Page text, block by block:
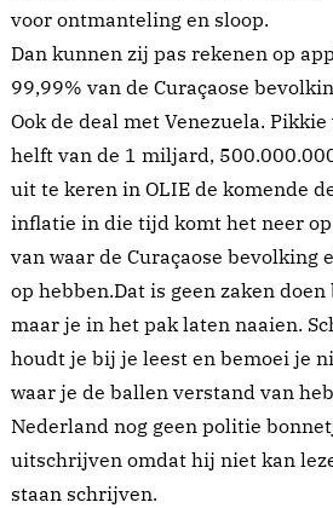
voor ontmanteling en sloop.
Dan kunnen zij pas rekenen op
99,99% van de Curaçaose
Ook de deal met Venezuela.
helft van de 1 miljard,
uit te keren in OLIE de komende
inflatie in die tijd komt het neer
van waar de Curaçaose bevolking
op hebben.Dat is geen zaken doen
maar je in het pak laten naaien.
houdt je bij je leest en bemoei je
waar je de ballen verstand van
Nederland nog geen politie
uitschrijven omdat hij niet kan
staan schrijven.